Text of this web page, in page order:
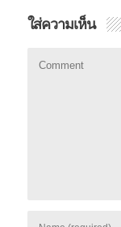
ใส่ความเห็น